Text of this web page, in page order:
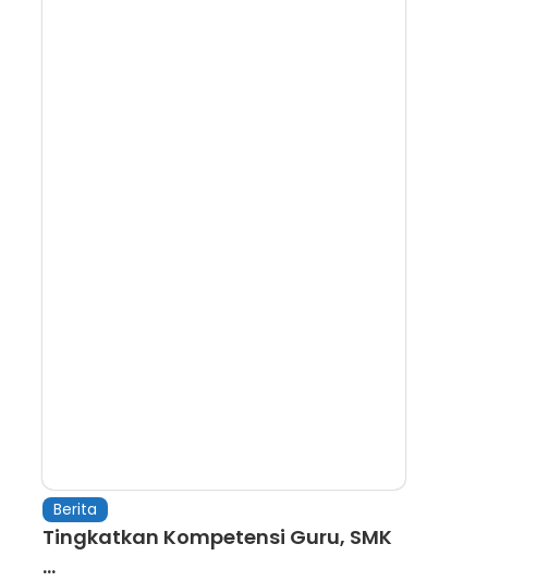
Berita
Tingkatkan Kompetensi Guru, SMK
...